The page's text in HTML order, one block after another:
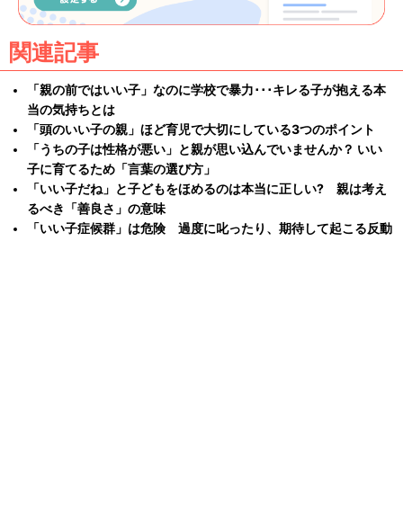
関連記事
「親の前ではいい子」なのに学校で暴力･･･キレる子が抱える本
当の気持ちとは
「頭のいい子の親」ほど育児で大切にしている3つのポイント
「うちの子は性格が悪い」と親が思い込んでいませんか？ いい
子に育てるため「言葉の選び方」
「いい子だね」と子どもをほめるのは本当に正しい? 親は考え
るべき「善良さ」の意味
「いい子症候群」は危険 過度に叱ったり、期待して起こる反動